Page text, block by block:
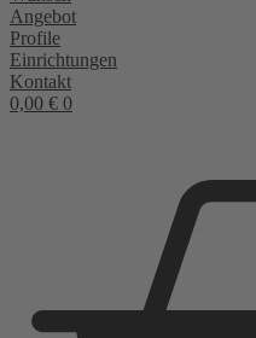
Angebot
Profile
Einrichtungen
Kontakt
0,00 € 0